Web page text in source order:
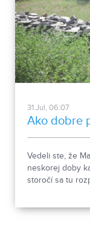
31.Jul, 06:07
Ako dobre
Vedeli ste, že
neskorej doby
storočí sa tu